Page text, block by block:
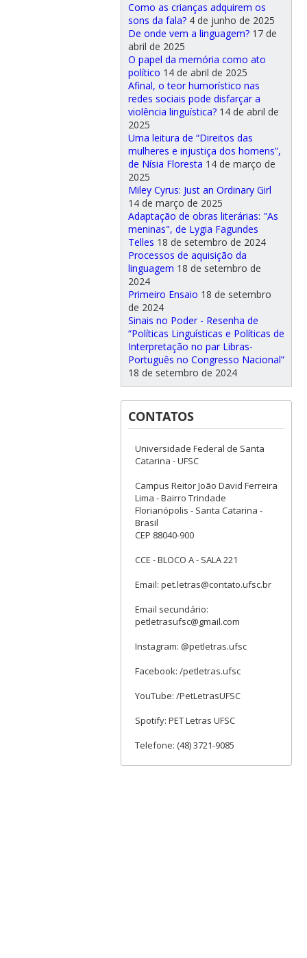
Como as crianças adquirem os
sons da fala? 4 de junho de 2025
De onde vem a linguagem? 17 de
abril de 2025
O papel da memória como ato
político 14 de abril de 2025
Afinal, o teor humorístico nas
redes sociais pode disfarçar a
violência linguística? 14 de abril de
2025
Uma leitura de “Direitos das
mulheres e injustiça dos homens”,
de Nísia Floresta 14 de março de
2025
Miley Cyrus: Just an Ordinary Girl
14 de março de 2025
Adaptação de obras literárias: "As
meninas", de Lygia Fagundes
Telles 18 de setembro de 2024
Processos de aquisição da
linguagem 18 de setembro de
2024
Primeiro Ensaio 18 de setembro
de 2024
Sinais no Poder - Resenha de
“Políticas Linguísticas e Políticas de
Interpretação no par Libras-
Português no Congresso Nacional”
18 de setembro de 2024
CONTATOS
Universidade Federal de Santa
Catarina - UFSC
Campus Reitor João David Ferreira
Lima - Bairro Trindade
Florianópolis - Santa Catarina -
Brasil
CEP 88040-900
CCE - BLOCO A - SALA 221
Email: pet.letras@contato.ufsc.br
Email secundário:
petletrasufsc@gmail.com
Instagram: @petletras.ufsc
Facebook: /petletras.ufsc
YouTube: /PetLetrasUFSC
Spotify: PET Letras UFSC
Telefone: (48) 3721-9085